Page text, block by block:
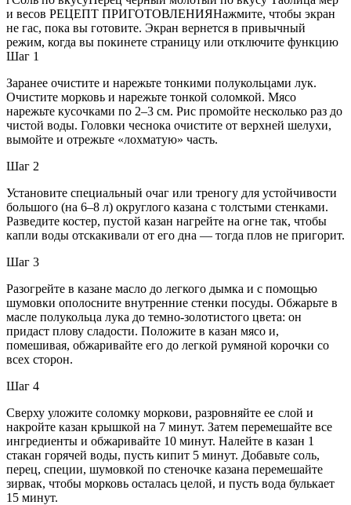
и весов РЕЦЕПТ ПРИГОТОВЛЕНИЯНажмите, чтобы экран
не гас, пока вы готовите. Экран вернется в привычный
режим, когда вы покинете страницу или отключите функцию
Шаг 1
Заранее очистите и нарежьте тонкими полукольцами лук.
Очистите морковь и нарежьте тонкой соломкой. Мясо
нарежьте кусочками по 2–3 см. Рис промойте несколько раз до
чистой воды. Головки чеснока очистите от верхней шелухи,
вымойте и отрежьте «лохматую» часть.
Шаг 2
Установите специальный очаг или треногу для устойчивости
большого (на 6–8 л) округлого казана с толстыми стенками.
Разведите костер, пустой казан нагрейте на огне так, чтобы
капли воды отскакивали от его дна — тогда плов не пригорит.
Шаг 3
Разогрейте в казане масло до легкого дымка и с помощью
шумовки ополосните внутренние стенки посуды. Обжарьте в
масле полукольца лука до темно-золотистого цвета: он
придаст плову сладости. Положите в казан мясо и,
помешивая, обжаривайте его до легкой румяной корочки со
всех сторон.
Шаг 4
Сверху уложите соломку моркови, разровняйте ее слой и
накройте казан крышкой на 7 минут. Затем перемешайте все
ингредиенты и обжаривайте 10 минут. Налейте в казан 1
стакан горячей воды, пусть кипит 5 минут. Добавьте соль,
перец, специи, шумовкой по стеночке казана перемешайте
зирвак, чтобы морковь осталась целой, и пусть вода булькает
15 минут.